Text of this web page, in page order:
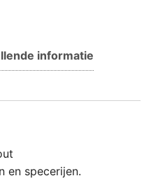
informatie
en specerijen.